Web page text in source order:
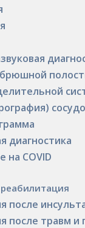
диагностика
на COVID
после
после травм и